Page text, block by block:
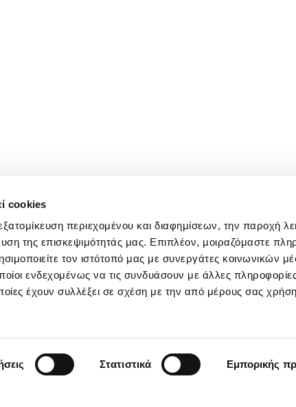
cookies
περιεχομένου και διαφημίσεων, την παροχή
της επισκεψιμότητάς μας. Επιπλέον, μοιραζόμαστε
τον ιστότοπό μας με συνεργάτες κοινωνικών
ενδεχομένως να τις συνδυάσουν με άλλες
έχουν συλλέξει σε σχέση με την από μέρους σας
Στατιστικά Εμπορικής